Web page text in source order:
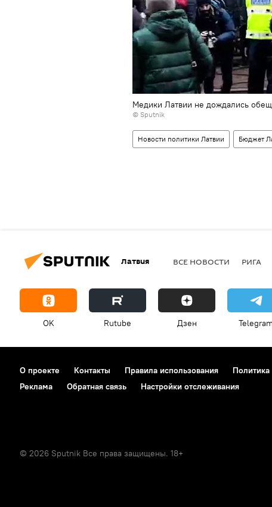
Медики Латвии не дождались
© Sputnik
Новости политики Латвии Бюджет
Латвия ВСЕ НОВОСТИ РИГА
OK Rutube Дзен
О проекте Контакты Правила использования
Реклама
Обратная связь Настройки отслеживания
© 2026 Sputnik Все права защищены. 18+